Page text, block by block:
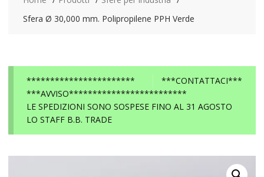
Sfera Ø 30,000 mm. Polipropilene PPH Verde
***CONTATTACI***
***********************
***AVVISO*************************
LE SPEDIZIONI SONO SOSPESE FINO AL 31 AGOSTO
LO STAFF B.B. TRADE